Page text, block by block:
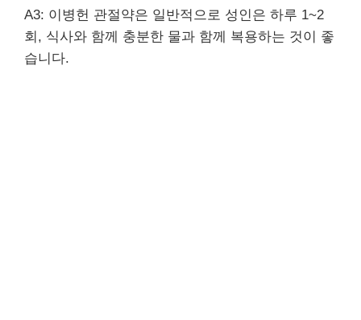
A3: 이병헌 관절약은 일반적으로 성인은 하루 1~2
회, 식사와 함께 충분한 물과 함께 복용하는 것이 좋
습니다.